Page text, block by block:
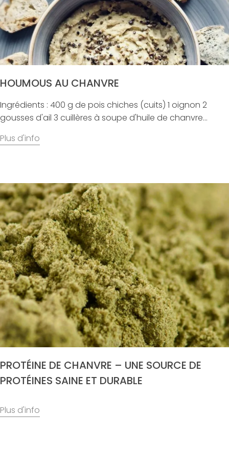
HOUMOUS AU CHANVRE
Ingrédients : 400 g de pois chiches (cuits) 1 oignon 2
gousses d'ail 3 cuillères à soupe d'huile de chanvre...
PROTÉINE DE CHANVRE – UNE SOURCE DE
PROTÉINES SAINE ET DURABLE